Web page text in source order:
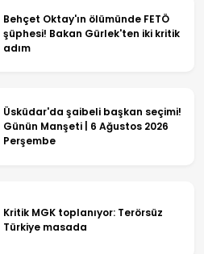
Behçet Oktay'ın ölümünde FETÖ
şüphesi! Bakan Gürlek'ten iki kritik
adım
Üsküdar'da şaibeli başkan seçimi!
Günün Manşeti | 6 Ağustos 2026
Perşembe
Kritik MGK toplanıyor: Terörsüz
Türkiye masada